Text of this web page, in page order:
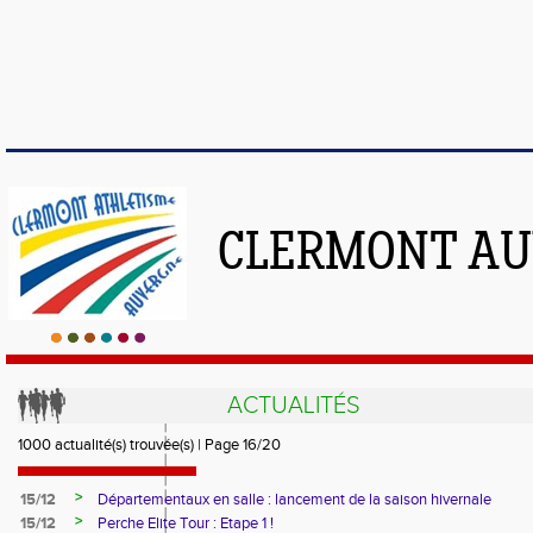
CLERMONT
ACTUALITÉS
1000 actualité(s) trouvée(s) | Page 16/20
15/12 >
Départementaux en salle : lancement de la saison hivernale
15/12
>
Perche Elite Tour : Etape 1 !